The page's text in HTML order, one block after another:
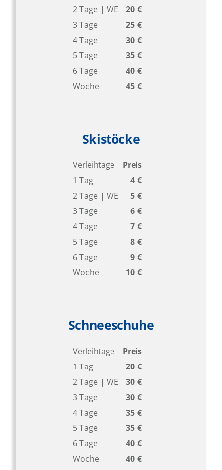
2 Tage | WE
20 €
3 Tage
25 €
4 Tage
30 €
5 Tage
35 €
6 Tage
40 €
Woche
45 €
Skistöcke
Verleihtage
Preis
1 Tag
4 €
2 Tage | WE
5 €
3 Tage
6 €
4 Tage
7 €
5 Tage
8 €
6 Tage
9 €
Woche
10 €
Schneeschuhe
Verleihtage
Preis
1 Tag
20 €
2 Tage | WE
30 €
3 Tage
30 €
4 Tage
35 €
5 Tage
35 €
6 Tage
40 €
Woche
40 €